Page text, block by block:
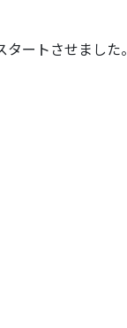
ートさせました。